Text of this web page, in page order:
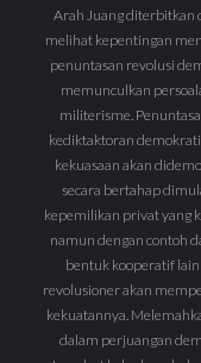
Arah Juang diterbitkan
melihat kepentingan
penuntasan revolusi
memunculkan
militerisme.
kediktaktoran
kekuasaan akan
secara bertahap
kepemilikan privat yang
namun dengan contoh
bentuk kooperatif
revolusioner akan
kekuatannya.
dalam perjuangan